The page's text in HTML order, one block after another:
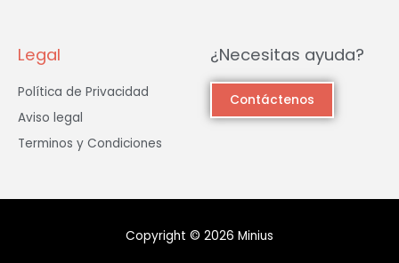
Legal
Política de Privacidad
Aviso legal
Terminos y Condiciones
¿Necesitas ayuda?
Contáctenos
Copyright © 2026 Minius